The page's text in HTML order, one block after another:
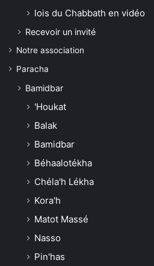
lois du Chabbath en vidéo
Recevoir un invité
Notre association
Paracha
Bamidbar
'Houkat
Balak
Bamidbar
Béhaalotékha
Chéla'h Lékha
Kora'h
Matot Massé
Nasso
Pin'has